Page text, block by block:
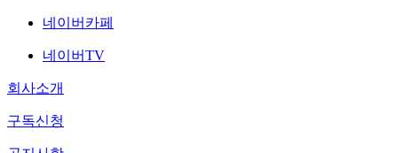
네이버카페
네이버TV
회사소개
구독신청